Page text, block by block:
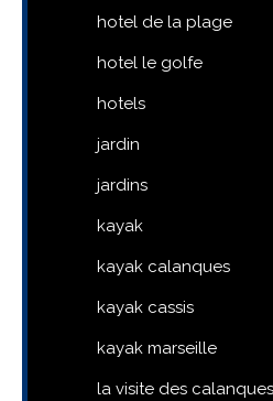
hotel de la plage
hotel le golfe
hotels
jardin
jardins
kayak
kayak calanques
kayak cassis
kayak marseille
la visite des calanques